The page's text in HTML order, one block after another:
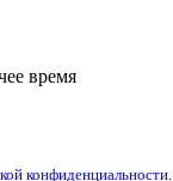
время
конфиденциальности.